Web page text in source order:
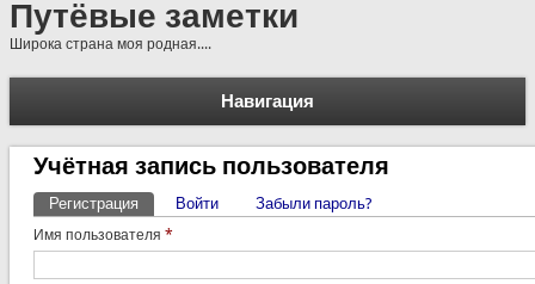
Путёвые заметки
Широка страна моя родная....
Навигация
Учётная запись пользователя
Главные вкладки
Регистрация (активная вкладка)
Войти Забыли пароль?
Имя пользователя *